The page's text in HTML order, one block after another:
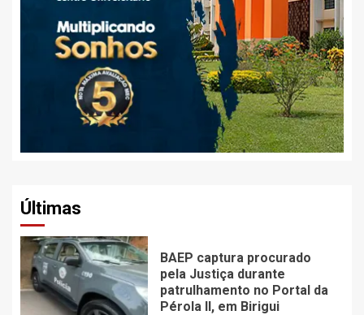
Últimas
BAEP captura procurado
pela Justiça durante
patrulhamento no Portal da
Pérola ll, em Birigui